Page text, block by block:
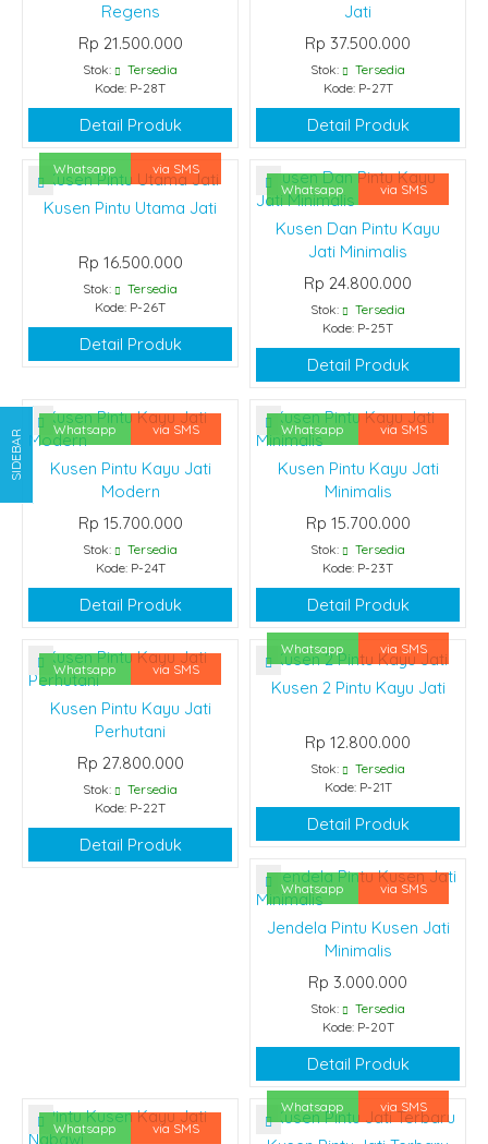
Regens
Rp 21.500.000
Stok:
Tersedia
Kode: P-28T
Detail Produk
Jati
Rp 37.500.000
Stok:
Tersedia
Kode: P-27T
Detail Produk
Whatsapp via SMS
Kusen Pintu Utama Jati
Rp 16.500.000
Stok:
Tersedia
Kode: P-26T
Detail Produk
Whatsapp via SMS
Kusen Dan Pintu Kayu
Jati Minimalis
Rp 24.800.000
Stok:
Tersedia
Kode: P-25T
Detail Produk
Whatsapp via SMS
Kusen Pintu Kayu Jati
Modern
Rp 15.700.000
Stok:
Tersedia
Kode: P-24T
Detail Produk
Whatsapp via SMS
Kusen Pintu Kayu Jati
Minimalis
Rp 15.700.000
Stok:
Tersedia
Kode: P-23T
Detail Produk
Whatsapp via SMS
Kusen Pintu Kayu Jati
Perhutani
Rp 27.800.000
Stok:
Tersedia
Kode: P-22T
Detail Produk
Whatsapp via SMS
Kusen 2 Pintu Kayu Jati
Rp 12.800.000
Stok:
Tersedia
Kode: P-21T
Detail Produk
Whatsapp via SMS
Jendela Pintu Kusen Jati
Minimalis
Rp 3.000.000
Stok:
Tersedia
Kode: P-20T
Detail Produk
Whatsapp via SMS
Whatsapp via SMS
SIDEBAR